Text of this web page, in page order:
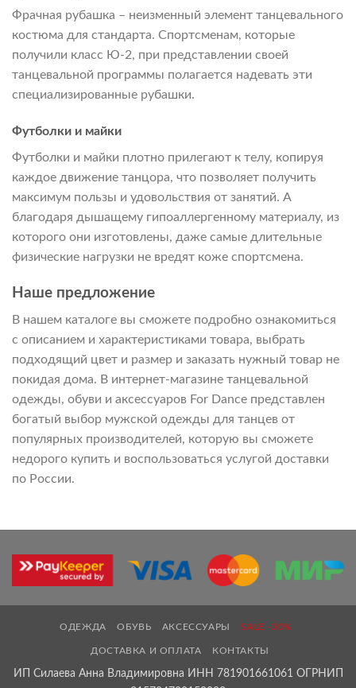
Фрачная рубашка – неизменный элемент танцевального
костюма для стандарта. Спортсменам, которые
получили класс Ю-2, при представлении своей
танцевальной программы полагается надевать эти
специализированные рубашки.
Футболки и майки
Футболки и майки плотно прилегают к телу, копируя
каждое движение танцора, что позволяет получить
максимум пользы и удовольствия от занятий. А
благодаря дышащему гипоаллергенному материалу, из
которого они изготовлены, даже самые длительные
физические нагрузки не вредят коже спортсмена.
Наше предложение
В нашем каталоге вы сможете подробно ознакомиться
с описанием и характеристиками товара, выбрать
подходящий цвет и размер и заказать нужный товар не
покидая дома. В интернет-магазине танцевальной
одежды, обуви и аксессуаров For Dance представлен
богатый выбор мужской одежды для танцев от
популярных производителей, которую вы сможете
недорого купить и воспользоваться услугой доставки
по России.
ОДЕЖДА ОБУВЬ АКСЕССУАРЫ SALE -30%
ДОСТАВКА И ОПЛАТА КОНТАКТЫ
ИП Силаева Анна Владимировна ИНН 781901661061 ОГРНИП